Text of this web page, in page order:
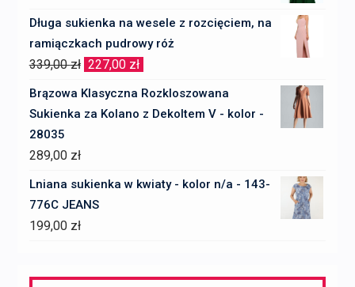
Długa sukienka na wesele z rozcięciem, na
ramiączkach pudrowy róż
339,00zł Pierwotna
cena
wynosiła:
227,00 zł
cena
wynosi:
Brązowa Klasyczna Rozkloszowana
Sukienka za Kolano z Dekoltem V - kolor -
28035
289,00 zł
Lniana sukienka w kwiaty - kolor n/a - 143-
776C JEANS
199,00 zł